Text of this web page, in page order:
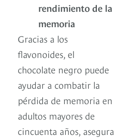
rendimiento de la
memoria
Gracias a los
flavonoides, el
chocolate negro puede
ayudar a combatir la
pérdida de memoria en
adultos mayores de
cincuenta años, asegura